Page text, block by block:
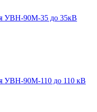
УВН-90М-35 до 35кВ
УВН-90М-110 до 110 кВ